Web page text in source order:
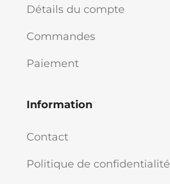
Détails du compte
Commandes
Paiement
Information
Contact
Politique de confidentialité